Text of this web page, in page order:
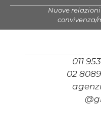
Vai
contenuto
Nuove relazioni
convivenza/
011
02